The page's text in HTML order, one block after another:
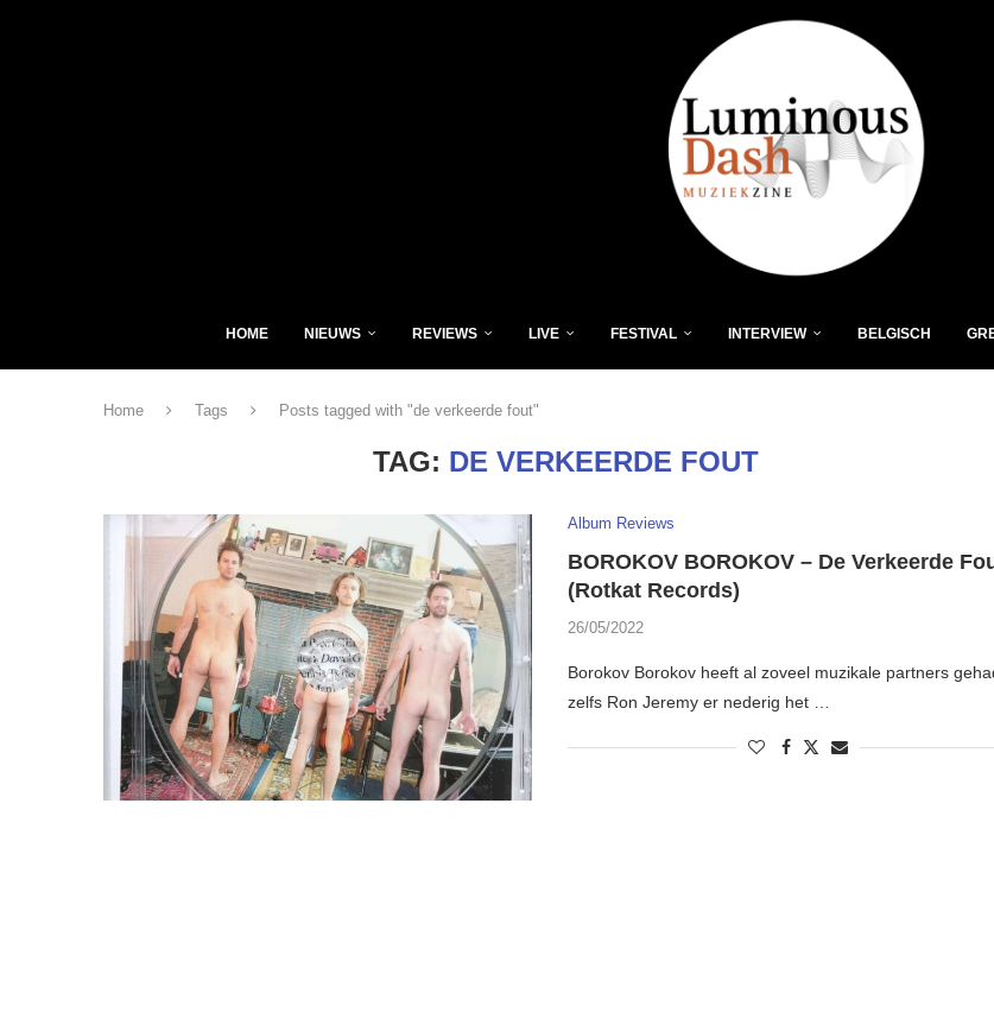
HOME NIEUWS REVIEWS LIVE FESTIVAL INTERVIEW BELGISCH
Home Tags Posts tagged with "de verkeerde fout"
TAG: DE VERKEERDE FOUT
Album Reviews
BOROKOV BOROKOV – De Verkeerde
(Rotkat Records)
26/05/2022
Borokov Borokov heeft al zoveel muzikale partners
zelfs Ron Jeremy er nederig het …